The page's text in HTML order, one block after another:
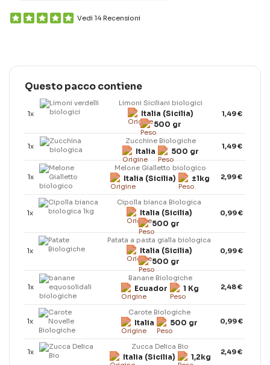
Vedi 14 Recensioni
Questo pacco contiene
1x
Limoni Siciliani biologici
Italia (Sicilia)
500 gr
1,49 €
1x
Zucchine Biologiche
Italia 500 gr
1,49 €
1x
Melone Gialletto biologico
Italia (Sicilia) ±1kg 2,99 €
1x
Cipolla bianca Biologica
Italia (Sicilia)
500 gr
0,99 €
1x
Patata a pasta gialla biologica
Italia (Sicilia)
500 gr
0,99 €
1x
Banane Biologiche
Ecuador 1 Kg 2,48 €
1x
Carote Biologiche
Italia 500 gr 0,99 €
1x
Zucca Delica Bio
Italia (Sicilia) 1,2kg
2,49 €